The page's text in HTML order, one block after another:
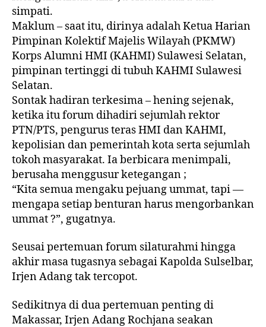
simpati.
Maklum – saat itu, dirinya adalah Ketua Harian
Pimpinan Kolektif Majelis Wilayah (PKMW)
Korps Alumni HMI (KAHMI) Sulawesi Selatan,
pimpinan tertinggi di tubuh KAHMI Sulawesi
Selatan.
Sontak hadiran terkesima – hening sejenak,
ketika itu forum dihadiri sejumlah rektor
PTN/PTS, pengurus teras HMI dan KAHMI,
kepolisian dan pemerintah kota serta sejumlah
tokoh masyarakat. Ia berbicara menimpali,
berusaha menggusur ketegangan ;
“Kita semua mengaku pejuang ummat, tapi —
mengapa setiap benturan harus mengorbankan
ummat ?”, gugatnya.
Seusai pertemuan forum silaturahmi hingga
akhir masa tugasnya sebagai Kapolda Sulselbar,
Irjen Adang tak tercopot.
Sedikitnya di dua pertemuan penting di
Makassar, Irjen Adang Rochjana seakan